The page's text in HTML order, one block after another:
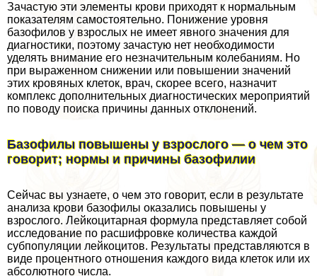
Зачастую эти элементы крови приходят к нормальным
показателям самостоятельно. Понижение уровня
базофилов у взрослых не имеет явного значения для
диагностики, поэтому зачастую нет необходимости
уделять внимание его незначительным колебаниям. Но
при выраженном снижении или повышении значений
этих кровяных клеток, врач, скорее всего, назначит
комплекс дополнительных диагностических мероприятий
по поводу поиска причины данных отклонений.
Базофилы повышены у взрослого — о чем это
говорит; нормы и причины базофилии
Сейчас вы узнаете, о чем это говорит, если в результате
анализа крови базофилы оказались повышены у
взрослого. Лейкоцитарная формула представляет собой
исследование по расшифровке количества каждой
субпопуляции лейкоцитов. Результаты представляются в
виде процентного отношения каждого вида клеток или их
абсолютного числа.